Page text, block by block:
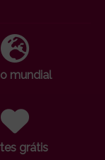
mundial
grátis